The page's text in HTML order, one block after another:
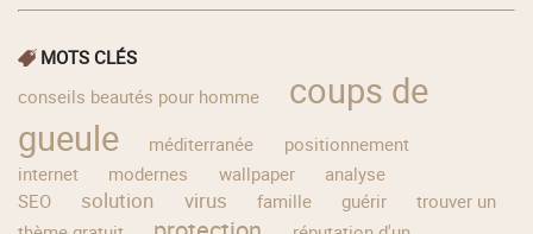
MOTS CLÉS
conseils beautés pour homme
coups de
gueule
méditerranée
positionnement
internet
modernes wallpaper
analyse
SEO
solution virus famille guérir
trouver un